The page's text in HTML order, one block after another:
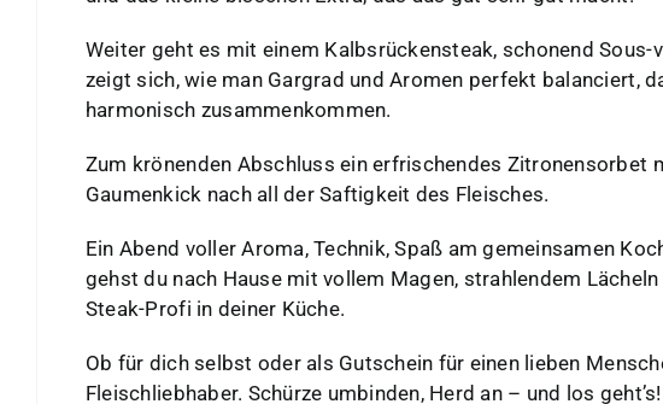
Weiter geht es mit einem Kalbsrückensteak, schonend
zeigt sich, wie man Gargrad und Aromen perfekt balanciert,
harmonisch zusammenkommen.
Zum krönenden Abschluss ein erfrischendes Zitronensorbet
Gaumenkick nach all der Saftigkeit des Fleisches.
Ein Abend voller Aroma, Technik, Spaß am gemeinsamen
gehst du nach Hause mit vollem Magen, strahlendem
Steak-Profi in deiner Küche.
Ob für dich selbst oder als Gutschein für einen lieben
Fleischliebhaber. Schürze umbinden, Herd an – und los geht’s!